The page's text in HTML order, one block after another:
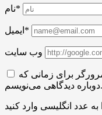
نام*
ایمیل*
وب سایت
برای زمانی که
دوباره دیدگاهی می‌نویسم.